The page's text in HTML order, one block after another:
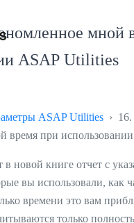
мной
ASAP Utilities
ASAP Utilities › 16.
время при
в новой книге отчет с
вы использовали, как
времени это вам
только